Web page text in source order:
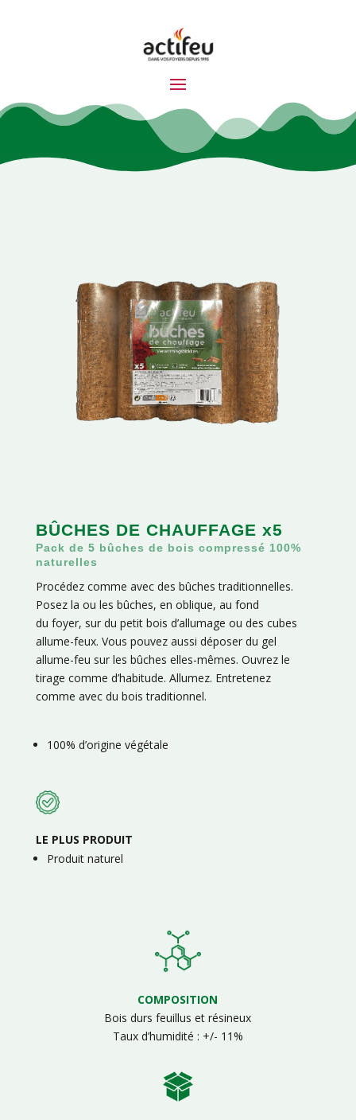
BÛCHES DE CHAUFFAGE x5
Pack de 5 bûches de bois compressé 100%
naturelles
Procédez comme avec des bûches traditionnelles.
Posez la ou les bûches, en oblique, au fond
du foyer, sur du petit bois d’allumage ou des cubes
allume-feux. Vous pouvez aussi déposer du gel
allume-feu sur les bûches elles-mêmes. Ouvrez le
tirage comme d’habitude. Allumez. Entretenez
comme avec du bois traditionnel.
100% d’origine végétale
LE PLUS PRODUIT
Produit naturel
COMPOSITION
Bois durs feuillus et résineux
Taux d’humidité : +/- 11%